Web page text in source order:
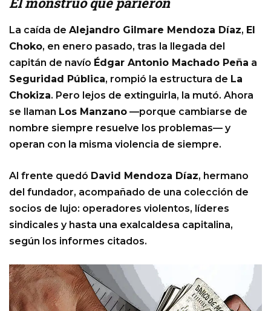
La caída de Alejandro Gilmare Mendoza Díaz, El
Choko, en enero pasado, tras la llegada del
capitán de navío Édgar Antonio Machado Peña a
Seguridad Pública, rompió la estructura de La
Chokiza. Pero lejos de extinguirla, la mutó. Ahora
se llaman Los Manzano —porque cambiarse de
nombre siempre resuelve los problemas— y
operan con la misma violencia de siempre.
Al frente quedó David Mendoza Díaz, hermano
del fundador, acompañado de una colección de
socios de lujo: operadores violentos, líderes
sindicales y hasta una exalcaldesa capitalina,
según los informes citados.